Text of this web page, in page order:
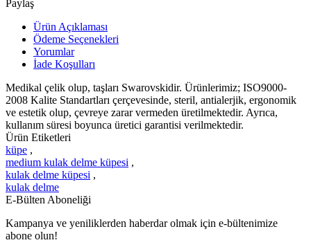
Paylaş
Ürün Açıklaması
Ödeme Seçenekleri
Yorumlar
İade Koşulları
Medikal çelik olup, taşları Swarovskidir. Ürünlerimiz; ISO9000-
2008 Kalite Standartları çerçevesinde, steril, antialerjik, ergonomik
ve estetik olup, çevreye zarar vermeden üretilmektedir. Ayrıca,
kullanım süresi boyunca üretici garantisi verilmektedir.
Ürün Etiketleri
küpe ,
medium kulak delme küpesi ,
kulak delme küpesi ,
kulak delme
E-Bülten Aboneliği
Kampanya ve yeniliklerden haberdar olmak için e-bültenimize
abone olun!